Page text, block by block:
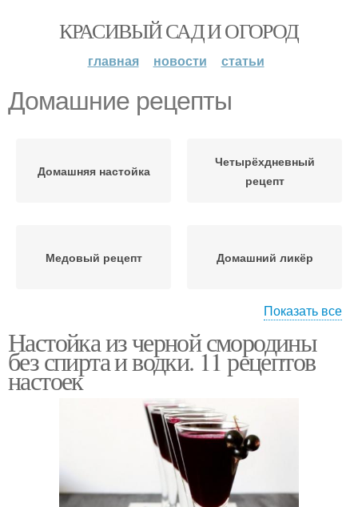
КРАСИВЫЙ САД И ОГОРОД
главная новости статьи
Домашние рецепты
Домашняя настойка
Четырёхдневный
рецепт
Медовый рецепт Домашний ликёр
Универсальный рецепт Рецепт с пряностями
Показать все
Настойка из черной смородины
без спирта и водки. 11 рецептов
настоек